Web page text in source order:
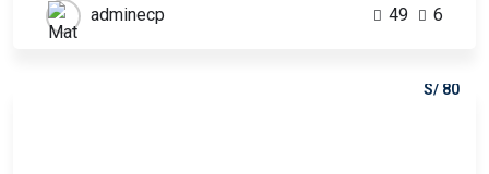
adminecp 49 6
S/ 80